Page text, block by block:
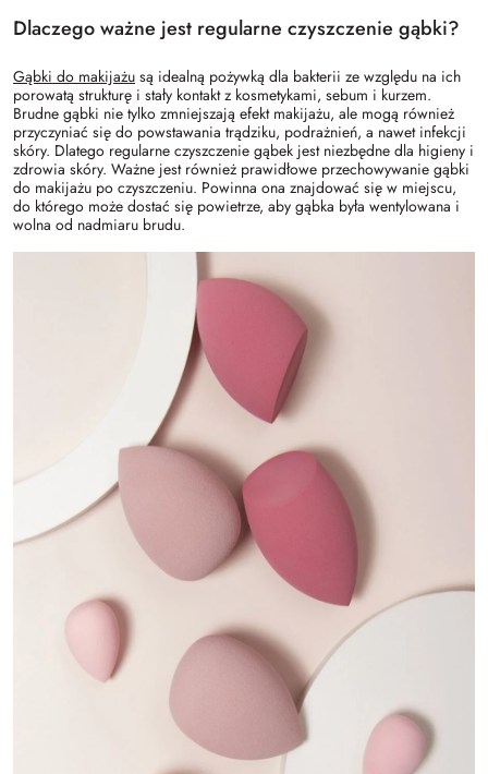
Dlaczego ważne jest regularne czyszczenie gąbki?
Gąbki do makijażu są idealną pożywką dla bakterii ze względu na ich
porowatą strukturę i stały kontakt z kosmetykami, sebum i kurzem.
Brudne gąbki nie tylko zmniejszają efekt makijażu, ale mogą również
przyczyniać się do powstawania trądziku, podrażnień, a nawet infekcji
skóry. Dlatego regularne czyszczenie gąbek jest niezbędne dla higieny i
zdrowia skóry. Ważne jest również prawidłowe przechowywanie gąbki
do makijażu po czyszczeniu. Powinna ona znajdować się w miejscu,
do którego może dostać się powietrze, aby gąbka była wentylowana i
wolna od nadmiaru brudu.